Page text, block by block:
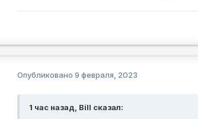
Опубликовано 9 февраля, 2023
1 час назад, Bill сказал: